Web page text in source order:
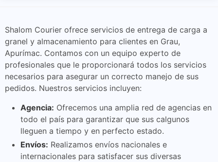
Shalom Courier ofrece servicios de entrega de carga a
granel y almacenamiento para clientes en Grau,
Apurímac. Contamos con un equipo experto de
profesionales que le proporcionará todos los servicios
necesarios para asegurar un correcto manejo de sus
pedidos. Nuestros servicios incluyen:
Agencia: Ofrecemos una amplia red de agencias en
todo el país para garantizar que sus calgunos
lleguen a tiempo y en perfecto estado.
Envíos: Realizamos envíos nacionales e
internacionales para satisfacer sus diversas